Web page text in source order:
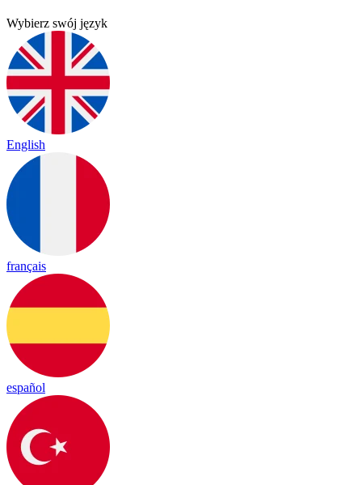
Wybierz swój język
English
français
español